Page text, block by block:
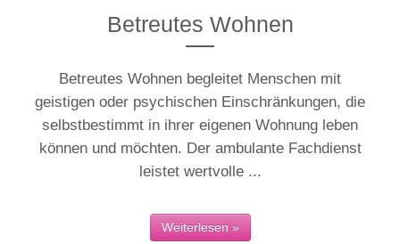
Betreutes Wohnen
Betreutes Wohnen begleitet Menschen mit
geistigen oder psychischen Einschränkungen, die
selbstbestimmt in ihrer eigenen Wohnung leben
können und möchten. Der ambulante Fachdienst
leistet wertvolle ...
Weiterlesen »